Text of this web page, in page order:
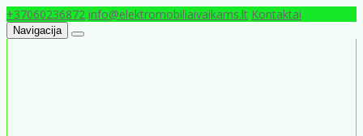
+37060236872 info@elektromobiliaivaikams.lt Kontaktai
Navigacija